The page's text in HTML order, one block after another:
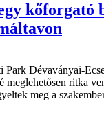
kőforgató
Park Dévaványai-
meglehetősen ritka
meg a